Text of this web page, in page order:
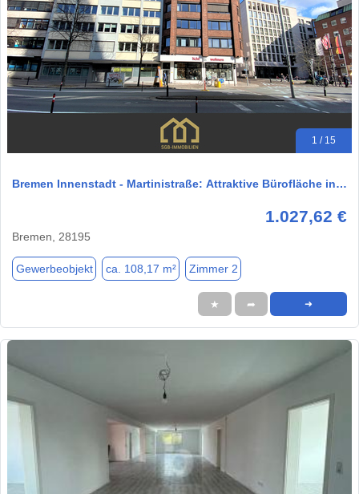
1 / 15
Bremen Innenstadt - Martinistraße: Attraktive Bürofläche in…
1.027,62 €
Bremen, 28195
Gewerbeobjekt ca. 108,17 m² Zimmer 2
★ ➦ ➜